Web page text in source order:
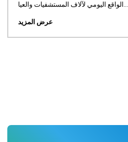
الواقع اليومي لآلاف المستشفيات والعيا...